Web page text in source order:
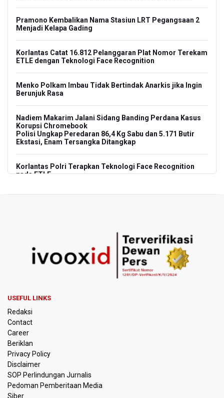
Pramono Kembalikan Nama Stasiun LRT Pegangsaan 2
Menjadi Kelapa Gading
Korlantas Catat 16.812 Pelanggaran Plat Nomor Terekam
ETLE dengan Teknologi Face Recognition
Menko Polkam Imbau Tidak Bertindak Anarkis jika Ingin
Berunjuk Rasa
Nadiem Makarim Jalani Sidang Banding Perdana Kasus
Korupsi Chromebook
Polisi Ungkap Peredaran 86,4 Kg Sabu dan 5.171 Butir
Ekstasi, Enam Tersangka Ditangkap
Korlantas Polri Terapkan Teknologi Face Recognition
pada ETLE
Kebakaran Hutan dan Lahan di Gunung Bromo Capai 10
OJK Sebut IASC Terima 1.379 Laporan Kasus Penipuan
BRIN Kaji Peluang Industri Panel Surya Generasi Baru
Akibat Komplikasi Infeksi
Korlantas Polri dan Jasa Marga Bahas Zero ODOL hingga
Amnesty International Kecam Penggusuran Paksa Petani
USEFUL LINKS
Redaksi
Contact
Career
Beriklan
Privacy Policy
Disclaimer
SOP Perlindungan Jurnalis
Pedoman Pemberitaan Media
Siber